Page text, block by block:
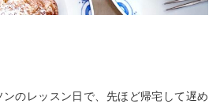
のレッスン日で、先ほど帰宅して遅め